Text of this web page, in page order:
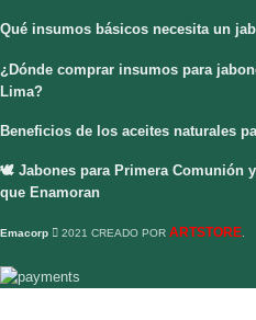
Qué insumos básicos necesita un
¿Dónde comprar insumos para
Lima?
Beneficios de los aceites naturales
🕊️ Jabones para Primera Comunión
que Enamoran
Emacorp 2021 CREADO POR ARTSTORE.